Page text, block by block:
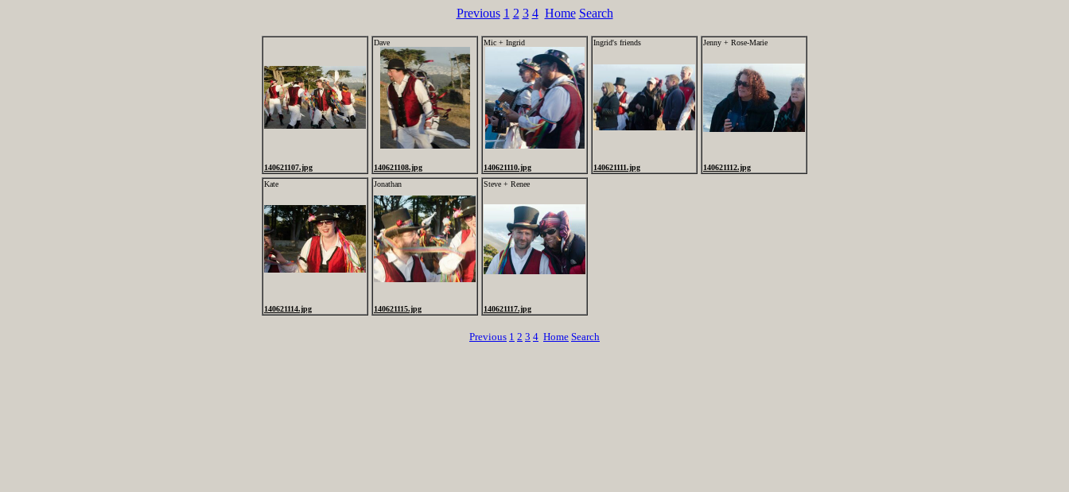
Previous 1 2 3 4 Home Search
140621107.jpg
Dave
140621108.jpg
Mic + Ingrid
140621110.jpg
Ingrid's friends
140621111.jpg
Jenny + Rose-Marie
140621112.jpg
Kate
140621114.jpg
Jonathan
140621115.jpg
Steve + Renee
140621117.jpg
Previous 1 2 3 4 Home Search